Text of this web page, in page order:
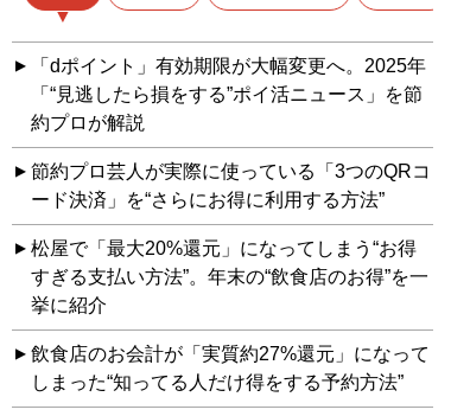
「dポイント」有効期限が大幅変更へ。2025年
「“見逃したら損をする”ポイ活ニュース」を節
約プロが解説
節約プロ芸人が実際に使っている「3つのQRコ
ード決済」を“さらにお得に利用する方法”
松屋で「最大20%還元」になってしまう“お得
すぎる支払い方法”。年末の“飲食店のお得”を一
挙に紹介
飲食店のお会計が「実質約27%還元」になって
しまった“知ってる人だけ得をする予約方法”